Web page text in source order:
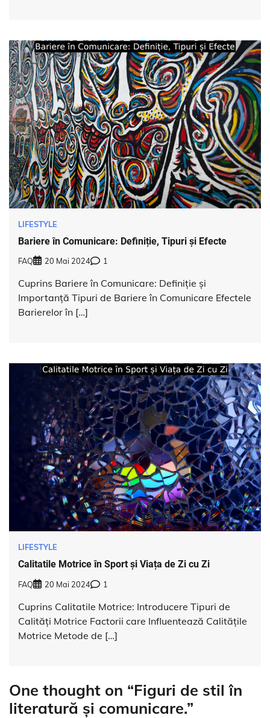
LIFESTYLE
Bariere în Comunicare: Definiție, Tipuri și Efecte
FAQ 20 Mai 2024 1
Cuprins Bariere în Comunicare: Definiție și
Importanță Tipuri de Bariere în Comunicare Efectele
Barierelor în […]
LIFESTYLE
Calitatile Motrice în Sport și Viața de Zi cu Zi
FAQ 20 Mai 2024 1
Cuprins Calitatile Motrice: Introducere Tipuri de
Calități Motrice Factorii care Influentează Calitățile
Motrice Metode de […]
One thought on “Figuri de stil în
literatură și comunicare.”